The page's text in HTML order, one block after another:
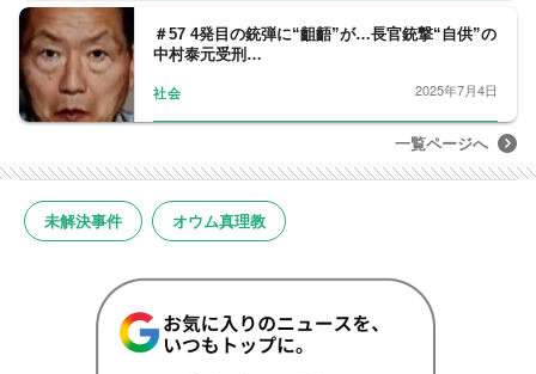
＃57 4発目の銃弾に“齟齬”が…長官銃撃“自供”の
中村泰元受刑…
社会 2025年7月4日
一覧ページへ
未解決事件 オウム真理教